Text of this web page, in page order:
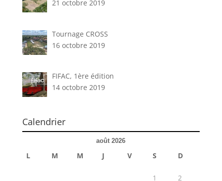
21 octobre 2019
Tournage CROSS
16 octobre 2019
FIFAC, 1ère édition
14 octobre 2019
Calendrier
août 2026
L M M J V S D
1 2